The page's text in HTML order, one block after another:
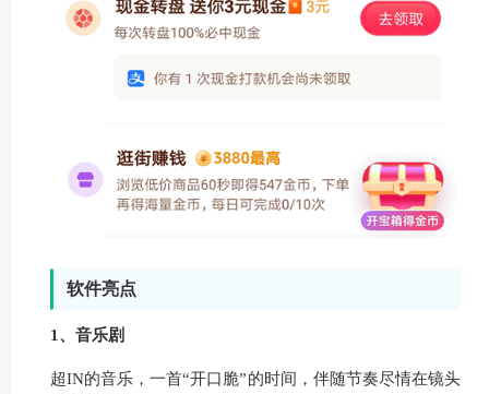
软件亮点
1、音乐剧
超IN的音乐，一首“开口脆”的时间，伴随节奏尽情在镜头